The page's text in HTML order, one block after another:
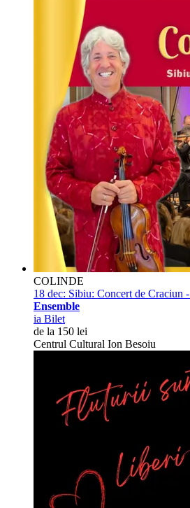
COLINDE
18 dec: Sibiu: Concert de Craciun -
Ensemble
ia Bilet
de la 150 lei
Centrul Cultural Ion Besoiu